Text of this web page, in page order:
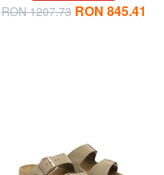
RON 1207.73 RON 845.41